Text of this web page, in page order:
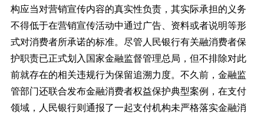
构应当对营销宣传内容的真实性负责，其实际承担的义务
不得低于在营销宣传活动中通过广告、资料或者说明等形
式对消费者所承诺的标准。尽管人民银行有关融消费者保
护职责已正式划入国家金融监督管理总局，但不排除对此
前就存在的相关违规行为保留追溯力度。不久前，金融监
管部门还联合发布金融消费者权益保护典型案例，在支付
领域，人民银行则通报了一起支付机构未严格落实金融消